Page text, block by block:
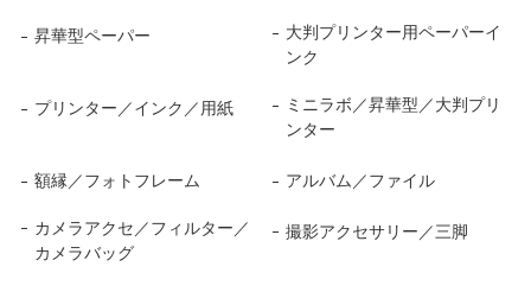
昇華型ペーパー
大判プリンター用ペーパーイ
ンク
プリンター／インク／用紙
ミニラボ／昇華型／大判プリ
ンター
額縁／フォトフレーム アルバム／ファイル
カメラアクセ／フィルター／
カメラバッグ
撮影アクセサリー／三脚